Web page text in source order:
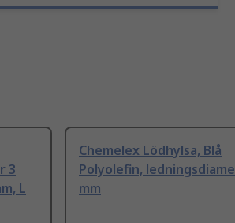
3
L
Chemelex Lödhylsa, Blå
Polyolefin,
mm